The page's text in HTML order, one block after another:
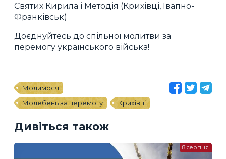
Святих Кирила і Методія (Крихівці, Івапно-
Франківськ)
Доєднуйтесь до спільної молитви за
перемогу українського війська!
Молимося
Молебень за перемогу
Крихівці
Дивіться також
8 серпня